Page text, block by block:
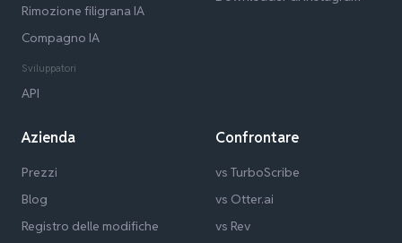
Rimozione filigrana IA
Compagno IA
Sviluppatori
API
Azienda
Prezzi
Blog
Registro delle modifiche
Confrontare
vs TurboScribe
vs Otter.ai
vs Rev